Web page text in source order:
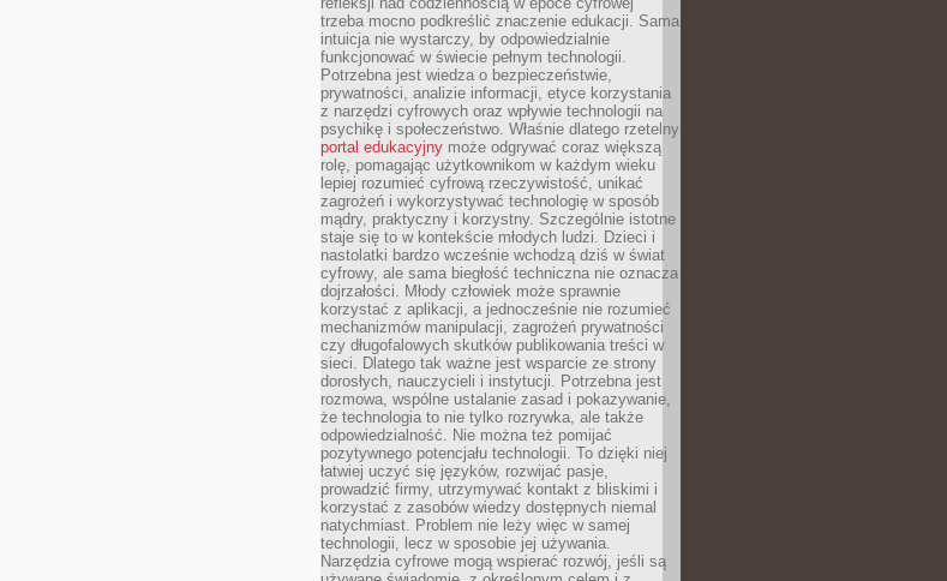
trzeba mocno podkreślić znaczenie edukacji. Sama
intuicja nie wystarczy, by odpowiedzialnie
funkcjonować w świecie pełnym technologii.
Potrzebna jest wiedza o bezpieczeństwie,
prywatności, analizie informacji, etyce korzystania
z narzędzi cyfrowych oraz wpływie technologii na
psychikę i społeczeństwo. Właśnie dlatego rzetelny
portal edukacyjny może odgrywać coraz większą
rolę, pomagając użytkownikom w każdym wieku
lepiej rozumieć cyfrową rzeczywistość, unikać
zagrożeń i wykorzystywać technologię w sposób
mądry, praktyczny i korzystny. Szczególnie istotne
staje się to w kontekście młodych ludzi. Dzieci i
nastolatki bardzo wcześnie wchodzą dziś w świat
cyfrowy, ale sama biegłość techniczna nie oznacza
dojrzałości. Młody człowiek może sprawnie
korzystać z aplikacji, a jednocześnie nie rozumieć
mechanizmów manipulacji, zagrożeń prywatności
czy długofalowych skutków publikowania treści w
sieci. Dlatego tak ważne jest wsparcie ze strony
dorosłych, nauczycieli i instytucji. Potrzebna jest
rozmowa, wspólne ustalanie zasad i pokazywanie,
że technologia to nie tylko rozrywka, ale także
odpowiedzialność. Nie można też pomijać
pozytywnego potencjału technologii. To dzięki niej
łatwiej uczyć się języków, rozwijać pasje,
prowadzić firmy, utrzymywać kontakt z bliskimi i
korzystać z zasobów wiedzy dostępnych niemal
natychmiast. Problem nie leży więc w samej
technologii, lecz w sposobie jej używania.
Narzędzia cyfrowe mogą wspierać rozwój, jeśli są